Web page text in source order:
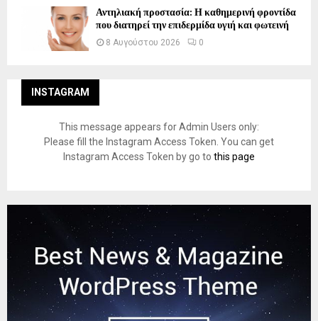
Αντηλιακή προστασία: Η καθημερινή φροντίδα
που διατηρεί την επιδερμίδα υγιή και φωτεινή
8 Αυγούστου 2026 0
INSTAGRAM
This message appears for Admin Users only:
Please fill the Instagram Access Token. You can get
Instagram Access Token by go to this page